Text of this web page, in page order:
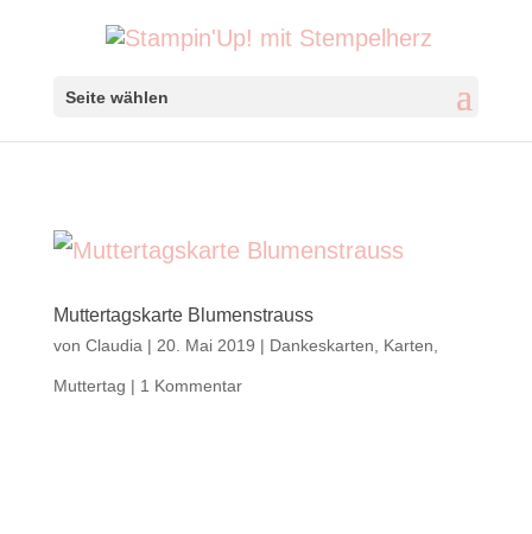
Seite wählen
Muttertagskarte Blumenstrauss
von Claudia | 20. Mai 2019 | Dankeskarten Karten
Muttertag | 1 Kommentar